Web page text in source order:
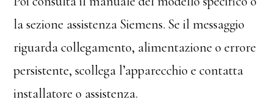
la sezione assistenza Siemens. Se il messaggio
riguarda collegamento, alimentazione o errore
persistente, scollega l’apparecchio e contatta
installatore o assistenza.